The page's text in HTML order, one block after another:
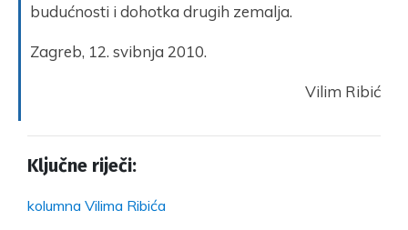
budućnosti i dohotka drugih zemalja.
Zagreb, 12. svibnja 2010.
Vilim Ribić
Ključne riječi:
kolumna Vilima Ribića